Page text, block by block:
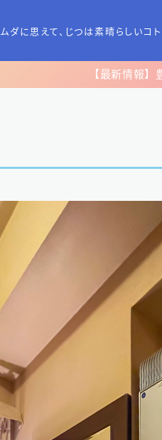
ムダに思えて、じつは素晴らしいコト
お問い合わせ
【最新情報】